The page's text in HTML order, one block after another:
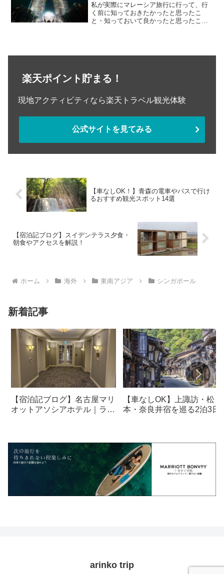
私が実際にマレーシア旅行に行って、行
く前に知っておきたかったと思ったこ
と・知っておいて良かったと思ったこと
楽天ポイント貯まる！
現地アクティビティなら楽天トラベル観光体験
公式サイトを見てみる
【車なしOK！】青森の電車やバスで行け
るおすすめ観光スポット14選
【宿泊記ブログ】スイデンテラス夕食・
朝食やアクセスを解説！
ホーム 海外 東南アジア シンガポール
新着記事
【宿泊記ブログ】名古屋マリ
オットアソシアホテル｜ラウ
【車なしOK】上諏訪・松
本・奈良井宿を巡る2泊3日
arinko trip